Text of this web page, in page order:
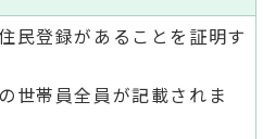
民登録があることを証明す
世帯員全員が記載されま